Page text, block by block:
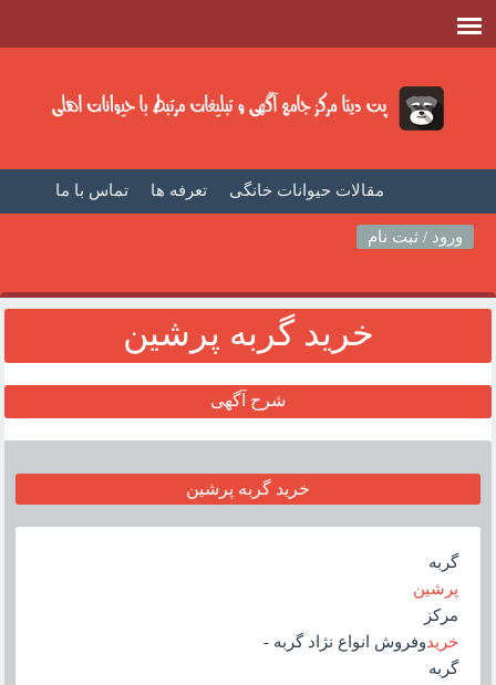
تماس با ما تعرفه ها مقالات حیوانات خانگی
صفحه اصلی
ورود / ثبت نام
خريد گربه پرشين
شرح آگهی
خريد گربه پرشين
گربه
پرشين
مرکز
خريدوفروش انواع نژاد گربه -
گربه